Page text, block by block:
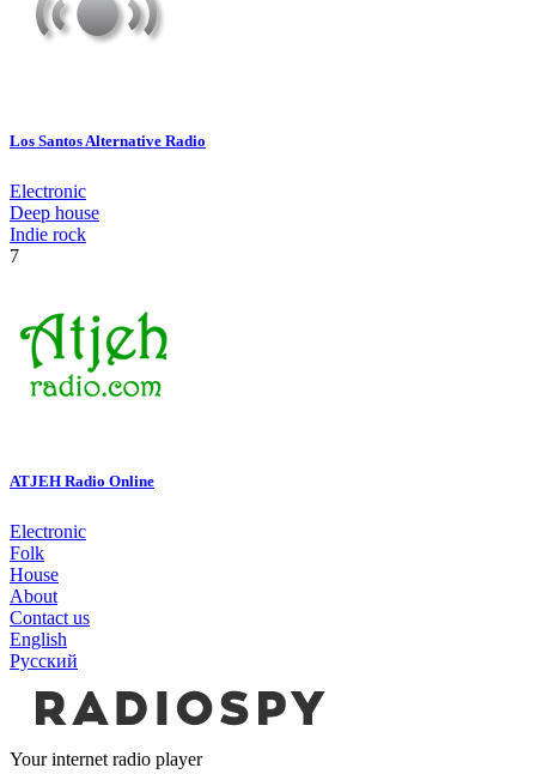
Los Santos Alternative Radio
Electronic
Deep house
Indie rock
7
ATJEH Radio Online
Electronic
Folk
House
About
Contact us
English
Русский
Your internet radio player